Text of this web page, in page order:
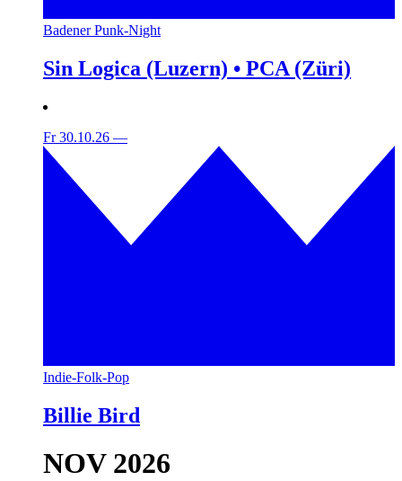
Badener Punk-Night
Sin Logica (Luzern) • PCA (Züri)
Fr 30.10.26 —
Indie-Folk-Pop
Billie Bird
NOV 2026